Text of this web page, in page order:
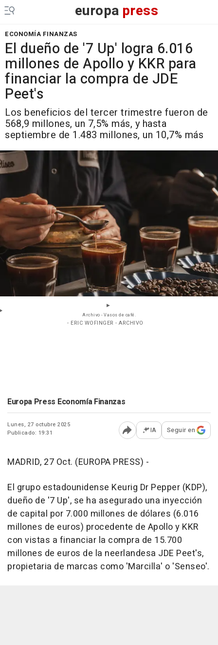
europa press
ECONOMÍA FINANZAS
El dueño de '7 Up' logra 6.016
millones de Apollo y KKR para
financiar la compra de JDE
Peet's
Los beneficios del tercer trimestre fueron de
568,9 millones, un 7,5% más, y hasta
septiembre de 1.483 millones, un 10,7% más
Archivo - Vasos de café.
- ERIC WOFINGER - ARCHIVO
Europa Press Economía Finanzas
Lunes, 27 octubre 2025
Publicado: 19:31
Abrir opciones para
IA Seguir en
MADRID, 27 Oct. (EUROPA PRESS) -
El grupo estadounidense Keurig Dr Pepper (KDP),
dueño de '7 Up', se ha asegurado una inyección
de capital por 7.000 millones de dólares (6.016
millones de euros) procedente de Apollo y KKR
con vistas a financiar la compra de 15.700
millones de euros de la neerlandesa JDE Peet's,
propietaria de marcas como 'Marcilla' o 'Senseo'.